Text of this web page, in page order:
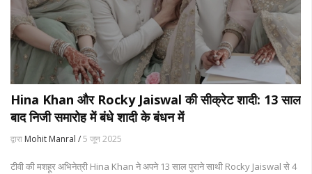
Hina Khan और Rocky Jaiswal की सीक्रेट शादी: 13 साल
बाद निजी समारोह में बंधे शादी के बंधन में
द्वारा Mohit Manral /5 जून 2025
टीवी की मशहूर अभिनेत्री Hina Khan ने अपने 13 साल पुराने साथी Rocky Jaiswal से 4